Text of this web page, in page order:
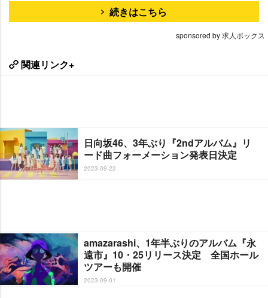
続きはこちら
sponsored by 求人ボックス
関連リンク+
日向坂46、3年ぶり『2ndアルバム』リ
ード曲フォーメーション発表日決定
2023-09-22
amazarashi、1年半ぶりのアルバム『永
遠市』10・25リリース決定 全国ホール
ツアーも開催
2023-09-01